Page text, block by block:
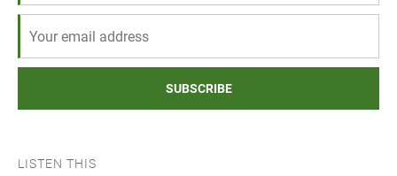
SUBSCRIBE
LISTEN THIS